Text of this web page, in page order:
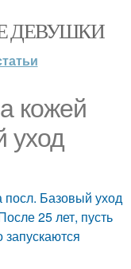
ДЕВУШКИ
кожей
уход
Базовый уход
25 лет, пусть